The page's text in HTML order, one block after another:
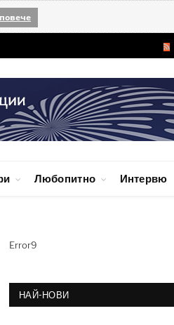
Любопитно Интервю
Error9
НАЙ-НОВИ